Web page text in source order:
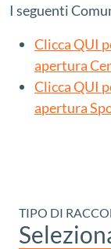
I seguenti
Clicca QUI
apertura
Clicca QUI
apertura
TIPO DI